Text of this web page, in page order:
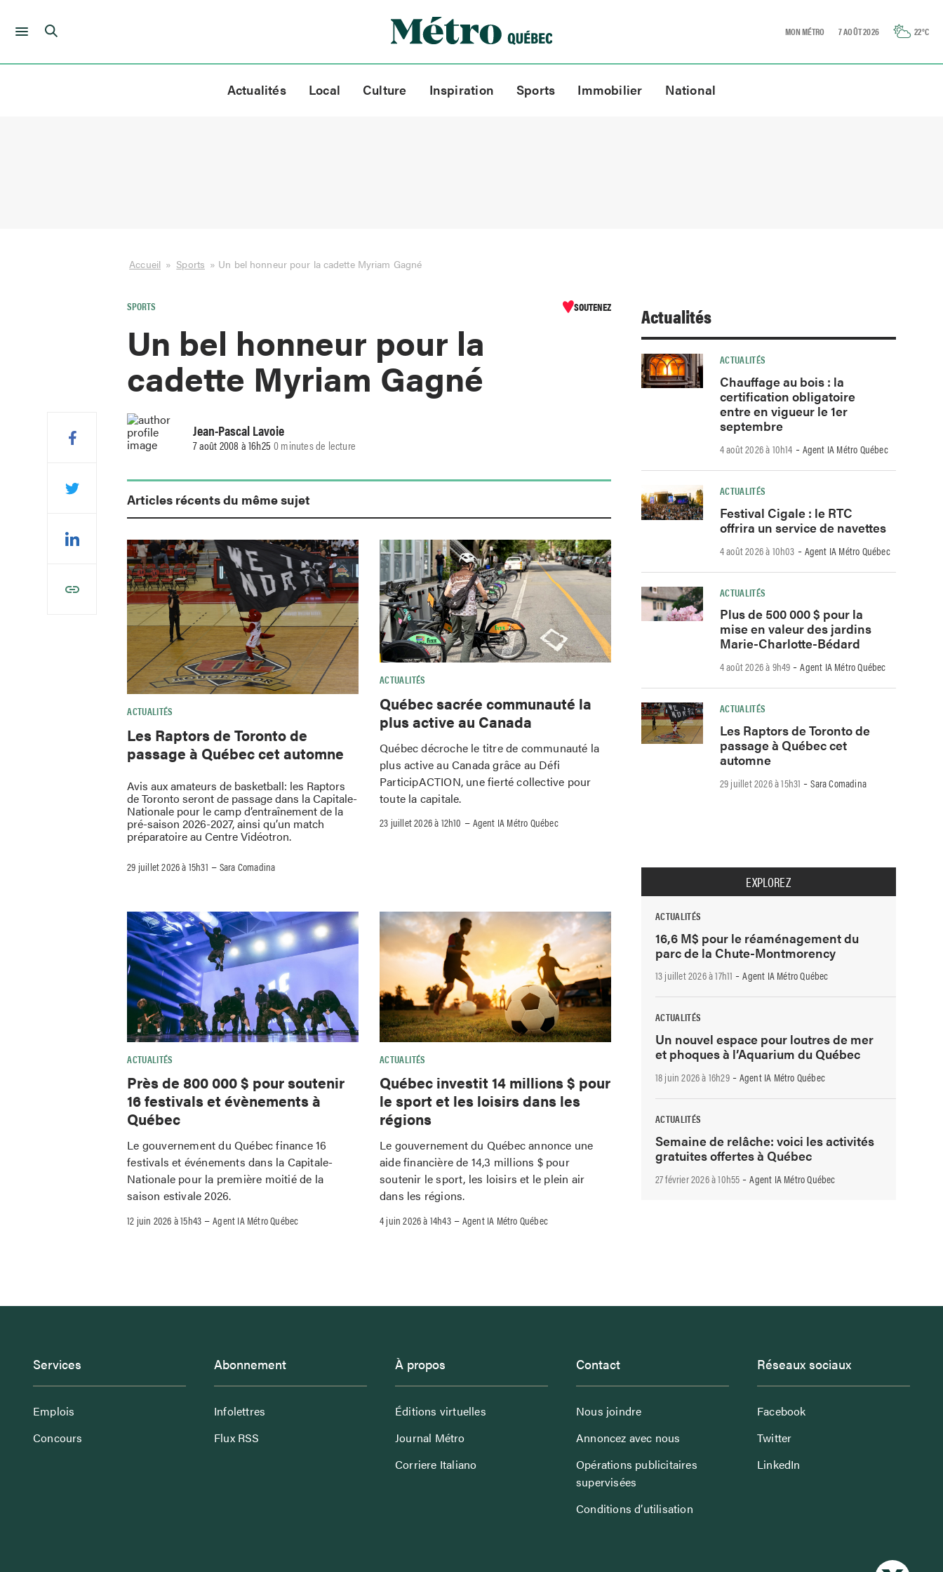
Skip
MON MÉTRO 7 AOÛT 2026 22°C
Actualités Local Culture Inspiration Sports Immobilier National
Accueil » Sports » Un bel honneur pour la cadette Myriam Gagné
SPORTS SOUTENEZ
Un bel honneur pour la
cadette Myriam Gagné
Jean-Pascal Lavoie
7 août 2008 à 16h25 0 minutes de lecture
Articles récents du même sujet
ACTUALITÉS
Les Raptors de Toronto de
passage à Québec cet automne
Avis aux amateurs de basketball: les Raptors
de Toronto seront de passage dans la Capitale-
Nationale pour le camp d’entraînement de la
pré-saison 2026-2027, ainsi qu’un match
préparatoire au Centre Vidéotron.
29 juillet 2026 à 15h31 –Sara Comadina
ACTUALITÉS
Québec sacrée communauté la
plus active au Canada
Québec décroche le titre de communauté la
plus active au Canada grâce au Défi
ParticipACTION, une fierté collective pour
toute la capitale.
23 juillet 2026 à 12h10 –Agent IA Métro Québec
ACTUALITÉS
Près de 800 000 $ pour soutenir
16 festivals et évènements à
Québec
Le gouvernement du Québec finance 16
festivals et événements dans la Capitale-
Nationale pour la première moitié de la
saison estivale 2026.
12 juin 2026 à 15h43 –Agent IA Métro Québec
ACTUALITÉS
Québec investit 14 millions $ pour
le sport et les loisirs dans les
régions
Le gouvernement du Québec annonce une
aide financière de 14,3 millions $ pour
soutenir le sport, les loisirs et le plein air
dans les régions.
4 juin 2026 à 14h43–Agent IA Métro Québec
Actualités
ACTUALITÉS
Chauffage au bois : la
certification obligatoire
entre en vigueur le 1er
septembre
4 août 2026 à 10h14 -Agent IA Métro Québec
ACTUALITÉS
Festival Cigale : le RTC
offrira un service de navettes
4 août 2026 à 10h03 -Agent IA Métro Québec
ACTUALITÉS
Plus de 500 000 $ pour la
mise en valeur des jardins
Marie-Charlotte-Bédard
4 août 2026 à 9h49 -Agent IA Métro Québec
ACTUALITÉS
Les Raptors de Toronto de
passage à Québec cet
automne
29 juillet 2026 à 15h31 -Sara Comadina
EXPLOREZ
ACTUALITÉS
16,6 M$ pour le réaménagement du
parc de la Chute-Montmorency
13 juillet 2026 à 17h11 -Agent IA Métro Québec
ACTUALITÉS
Un nouvel espace pour loutres de mer
et phoques à l’Aquarium du Québec
18 juin 2026 à 16h29-Agent IA Métro Québec
ACTUALITÉS
Semaine de relâche: voici les activités
gratuites offertes à Québec
27 février 2026 à 10h55 -Agent IA Métro Québec
Services
Emplois
Concours
Abonnement
Infolettres
Flux RSS
À propos
Éditions virtuelles
Journal Métro
Corriere Italiano
Contact
Nous joindre
Annoncez avec nous
Opérations publicitaires
supervisées
Conditions d’utilisation
Réseaux sociaux
Facebook
Twitter
LinkedIn